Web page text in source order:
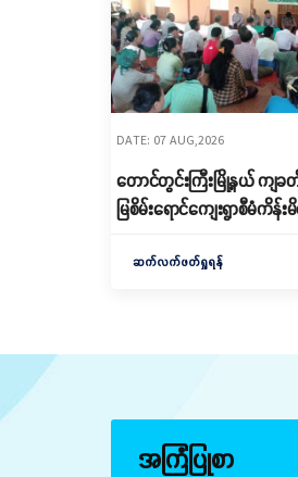
DATE: 07 AUG,2026
တောင်တွင်းကြီးမြို့နယ် ကျခ
မြစိမ်းရောင်ကျေးရွာစီမံကိ
ပြုလုပ်
ဆက်လက်ဖတ်ရှုရန်
အကြံပြုစာ